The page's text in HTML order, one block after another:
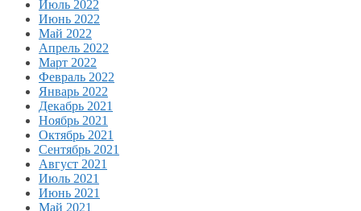
Июль 2022
Июнь 2022
Май 2022
Апрель 2022
Март 2022
Февраль 2022
Январь 2022
Декабрь 2021
Ноябрь 2021
Октябрь 2021
Сентябрь 2021
Август 2021
Июль 2021
Июнь 2021
Май 2021